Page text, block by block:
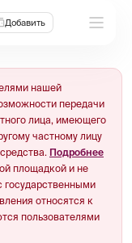
Добавить
нашей
передачи
лица, имеющего
частному лицу
Подробнее
площадкой и не
государственными
относятся к
пользователями